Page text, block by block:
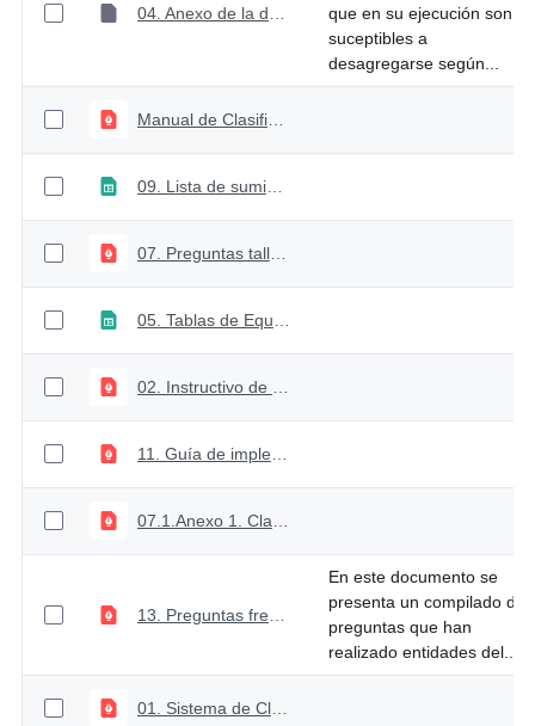
que en su ejecución son
suceptibles a
desagregarse según...
Manual de Clasificación Funcional
09. Lista de suministros Colombia Compra Eficiente
07. Preguntas talleres web
En este documento se
presenta un compilado de
preguntas que han
realizado entidades del...
01. Sistema de Clasificación Presupuestal